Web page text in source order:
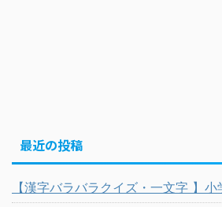
最近の投稿
【漢字バラバラクイズ・一文字 】